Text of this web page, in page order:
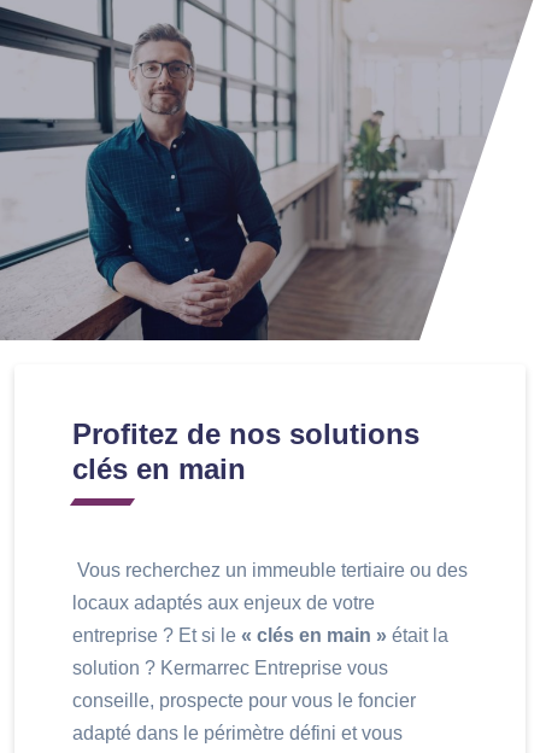
Profitez de nos solutions
clés en main
Vous recherchez un immeuble tertiaire ou des
locaux adaptés aux enjeux de votre
entreprise ? Et si le « clés en main » était la
solution ? Kermarrec Entreprise vous
conseille, prospecte pour vous le foncier
adapté dans le périmètre défini et vous